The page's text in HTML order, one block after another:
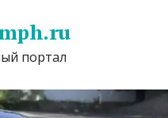
портал